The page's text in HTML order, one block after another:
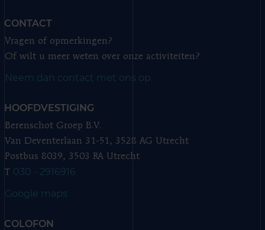
CONTACT
Vragen of opmerkingen?
Of wilt u meer weten over onze activiteiten?
Neem dan contact met ons op.
HOOFDVESTIGING
Berenschot Groep B.V.
Van Deventerlaan 31-51, 3528 AG Utrecht
Postbus 8039, 3503 RA Utrecht
T 030 - 2916916
Google maps
COLOFON